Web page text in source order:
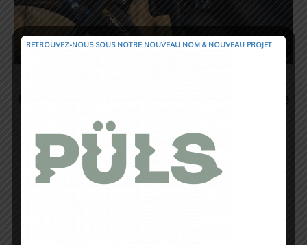
RETROUVEZ-NOUS SOUS NOTRE NOUVEAU NOM & NOUVEAU PROJET